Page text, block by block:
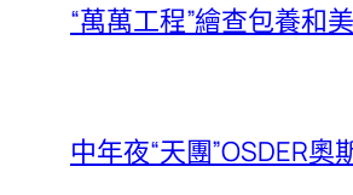
“萬萬工程”繪查包養和
中年夜“天團”OSDER